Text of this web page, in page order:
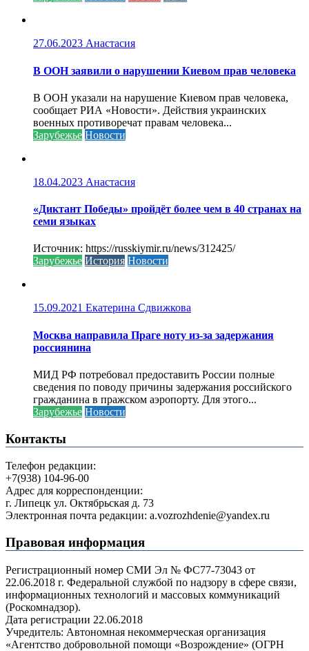
27.06.2023 Анастасия
В ООН заявили о нарушении Киевом прав человека
В ООН указали на нарушение Киевом прав человека,
сообщает РИА «Новости». Действия украинских
военных противоречат правам человека...
Зарубежье Новости
18.04.2023 Анастасия
«Диктант Победы» пройдёт более чем в 40 странах на
семи языках
Источник: https://russkiymir.ru/news/312425/
Зарубежье История Новости
15.09.2021 Екатерина Сдвижкова
Москва направила Праге ноту из-за задержания
россиянина
МИД РФ потребовал предоставить России полные
сведения по поводу причины задержания российского
гражданина в пражском аэропорту. Для этого...
Зарубежье Новости
Контакты
Телефон редакции:
+7(938) 104-96-00
Адрес для корреспонденции:
г. Липецк ул. Октябрьская д. 73
Электронная почта редакции: a.vozrozhdenie@yandex.ru
Правовая информация
Регистрационный номер СМИ Эл № ФС77-73043 от
22.06.2018 г. Федеральной службой по надзору в сфере связи,
информационных технологий и массовых коммуникаций
(Роскомнадзор).
Дата регистрации 22.06.2018
Учредитель: Автономная некоммерческая организация
«Агентство добровольной помощи «Возрождение» (ОГРН